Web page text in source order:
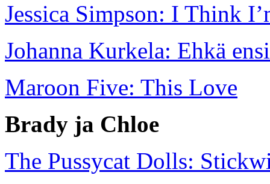
Jessica Simpson: I Think
Johanna Kurkela: Ehkä
Maroon Five: This Love
Brady ja Chloe
The Pussycat Dolls: